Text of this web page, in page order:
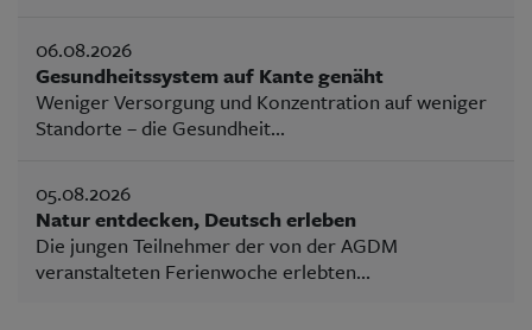
06.08.2026
Gesundheitssystem auf Kante genäht
Weniger Versorgung und Konzentration auf weniger
Standorte – die Gesundheit...
05.08.2026
Natur entdecken, Deutsch erleben
Die jungen Teilnehmer der von der AGDM
veranstalteten Ferienwoche erlebten...